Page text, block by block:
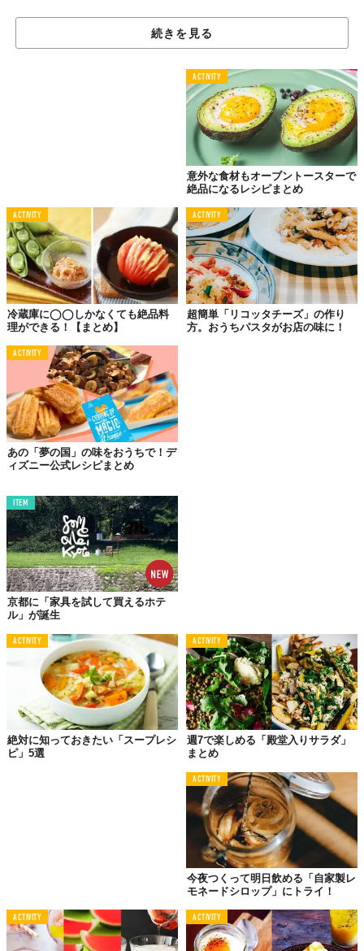
ズボラ人間のためにあらず
ワンポットでおいしくなる！
© James Ransom
パスタを茹でる作業とソースをつくる工程を一緒くたにした「ワ
が完成。調理時間もわずか10分ちょっと。覚えておいて損はな
い、超絶らくちんパスタの紹介です。しかも、おいしい！
▶︎詳しいレシピはこちらから＞＞＞
ツナ缶＆野菜一品
©内田紘倫
にんにく、オリーブオイル、赤唐辛子のシンプルな「
」ですが、とかくいろんな具材を入れてしまいがち。ならば
ぐんとシンプルにして、具材はツナ缶とプラス野菜1種のみが「家
こう教えてくれたのが、ジャーナリスト佐々木俊尚さん。あれこ
れプラスするのではなく、引き算でこそオイルパスタの味わいが
続きを見る
ACTIVITY
意外な食材もオーブントースターで
絶品になるレシピまとめ
ACTIVITY
冷蔵庫に◯◯しかなくても絶品料
理ができる！【まとめ】
ACTIVITY
超簡単「リコッタチーズ」の作り
方。おうちパスタがお店の味に！
ACTIVITY
あの「夢の国」の味をおうちで！デ
ィズニー公式レシピまとめ
ITEM
京都に「家具を試して買えるホテ
ル」が誕生
ACTIVITY
絶対に知っておきたい「スープレシ
ピ」5選
ACTIVITY
週7で楽しめる「殿堂入りサラダ」
まとめ
ACTIVITY
今夜つくって明日飲める「自家製レ
モネードシロップ」にトライ！
ACTIVITY ACTIVITY